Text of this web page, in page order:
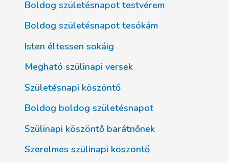
Boldog születésnapot testvérem
Boldog születésnapot tesókám
Isten éltessen sokáig
Megható szülinapi versek
Születésnapi köszöntő
Boldog boldog születésnapot
Szülinapi köszöntő barátnőnek
Szerelmes szülinapi köszöntő